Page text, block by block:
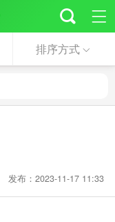
排序方式
发布：2023-11-17 11:33